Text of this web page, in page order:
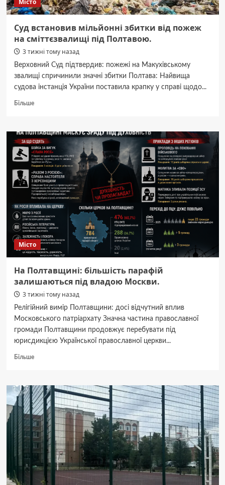
Місто
Суд встановив мільйонні збитки від пожеж
на сміттєзвалищі під Полтавою.
3 тижні тому назад
Верховний Суд підтвердив: пожежі на Макухівському
звалищі спричинили значні збитки Полтава: Найвища
судова інстанція України поставила крапку у справі щодо...
БільшеДокладніше
встановив
мільйонні
збитки
від
пожеж
на
сміттєзвалищі
під
Полтавою.
Місто
На Полтавщині: більшість парафій
залишаються під владою Москви.
3 тижні тому назад
Релігійний вимір Полтавщини: досі відчутний вплив
Московського патріархату Значна частина православної
громади Полтавщини продовжує перебувати під
юрисдикцією Української православної церкви...
БільшеДокладніше
Полтавщині:
більшість
парафій
залишаються
під
владою
Москви.